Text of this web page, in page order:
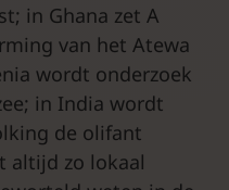
in Ghana zet A
van het Atewa
wordt onderzoek
in India wordt
de olifant
altijd zo lokaal